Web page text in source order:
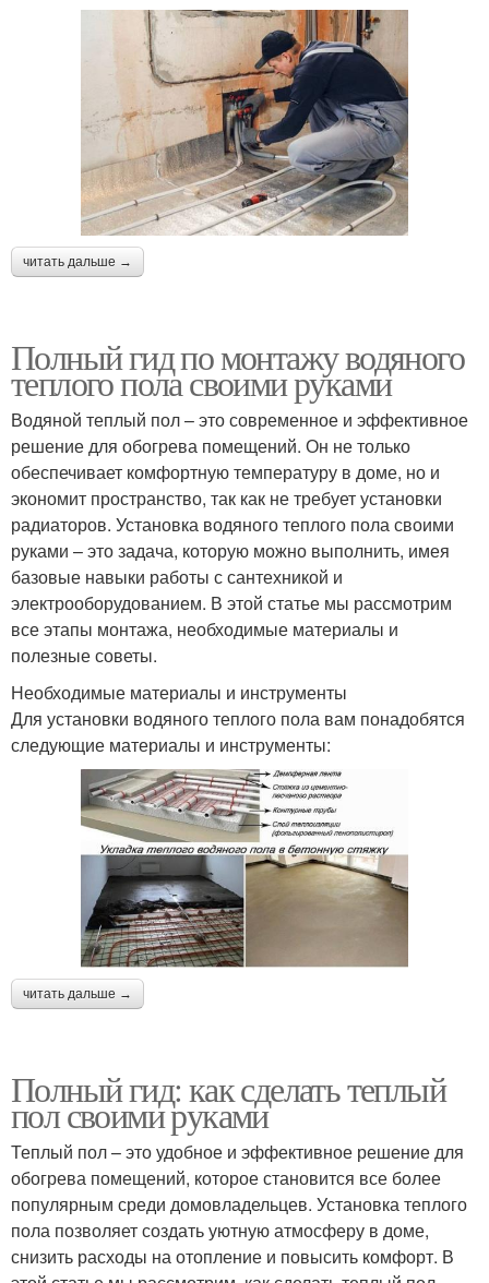
читать дальше →
Полный гид по монтажу водяного
теплого пола своими руками
Водяной теплый пол – это современное и эффективное
решение для обогрева помещений. Он не только
обеспечивает комфортную температуру в доме, но и
экономит пространство, так как не требует установки
радиаторов. Установка водяного теплого пола своими
руками – это задача, которую можно выполнить, имея
базовые навыки работы с сантехникой и
электрооборудованием. В этой статье мы рассмотрим
все этапы монтажа, необходимые материалы и
полезные советы.
Необходимые материалы и инструменты
Для установки водяного теплого пола вам понадобятся
следующие материалы и инструменты:
читать дальше →
Полный гид: как сделать теплый
пол своими руками
Теплый пол – это удобное и эффективное решение для
обогрева помещений, которое становится все более
популярным среди домовладельцев. Установка теплого
пола позволяет создать уютную атмосферу в доме,
снизить расходы на отопление и повысить комфорт. В